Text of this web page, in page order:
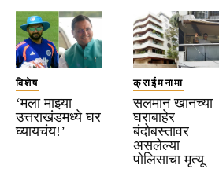
विशेष
‘मला माझ्या
उत्तराखंडमध्ये घर
घ्यायचंय!’
क्राईमनामा
सलमान खानच्या
घराबाहेर
बंदोबस्तावर
असलेल्या
पोलिसाचा मृत्यू